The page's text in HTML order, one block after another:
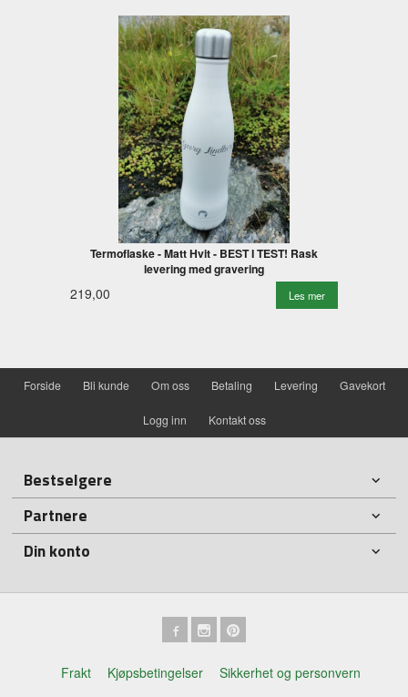
Termoflaske - Matt Hvit - BEST I TEST! Rask
levering med gravering
219,00 Les mer
Forside Bli kunde Om oss Betaling Levering Gavekort
Logg inn Kontakt oss
Bestselgere
Partnere
Din konto
Frakt Kjøpsbetingelser
Sikkerhet og personvern